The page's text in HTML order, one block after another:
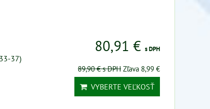
37)
80,91 € s DPH
89,90 €s DPH Zľava 8,99 €
VYBERTE VEĽKOSŤ